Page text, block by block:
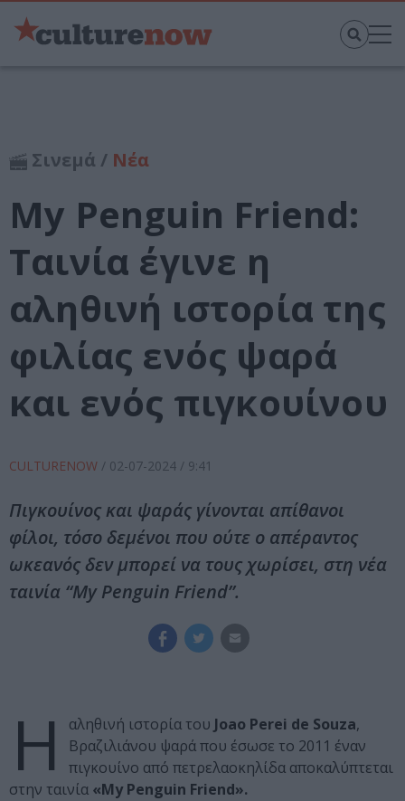
Σινεμά / Νέα
My Penguin Friend:
Ταινία έγινε η
αληθινή ιστορία της
φιλίας ενός ψαρά
και ενός πιγκουίνου
CULTURENOW / 02-07-2024 / 9:41
Πιγκουίνος και ψαράς γίνονται απίθανοι
φίλοι, τόσο δεμένοι που ούτε ο απέραντος
ωκεανός δεν μπορεί να τους χωρίσει, στη νέα
ταινία “My Penguin Friend”.
H αληθινή ιστορία του Joao Perei de Souza,
Βραζιλιάνου ψαρά που έσωσε το 2011 έναν
πιγκουίνο από πετρελαοκηλίδα αποκαλύπτεται
στην ταινία «My Penguin Friend».